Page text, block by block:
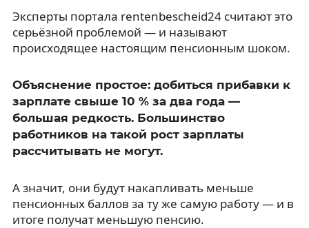
Эксперты портала rentenbescheid24 считают это
серьёзной проблемой — и называют
происходящее настоящим пенсионным шоком.
Объяснение простое: добиться прибавки к
зарплате свыше 10 % за два года —
большая редкость. Большинство
работников на такой рост зарплаты
рассчитывать не могут.
А значит, они будут накапливать меньше
пенсионных баллов за ту же самую работу — и в
итоге получат меньшую пенсию.